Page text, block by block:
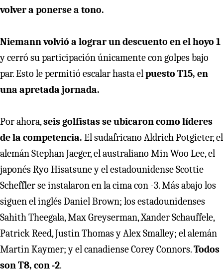
volver a ponerse a tono.
Niemann volvió a lograr un descuento en el hoyo 1
y cerró su participación únicamente con golpes bajo
par. Esto le permitió escalar hasta elpuesto T15, en
una apretada jornada.
Por ahora,seis golfistas se ubicaron como líderes
de la competencia. El sudafricano Aldrich Potgieter, el
alemán Stephan Jaeger, el australiano Min Woo Lee, el
japonés Ryo Hisatsune y el estadounidense Scottie
Scheffler se instalaron en la cima con -3. Más abajo los
siguen el inglés Daniel Brown; los estadounidenses
Sahith Theegala, Max Greyserman, Xander Schauffele,
Patrick Reed, Justin Thomas y Alex Smalley; el alemán
Martin Kaymer; y el canadiense Corey Connors.Todos
son T8, con -2.